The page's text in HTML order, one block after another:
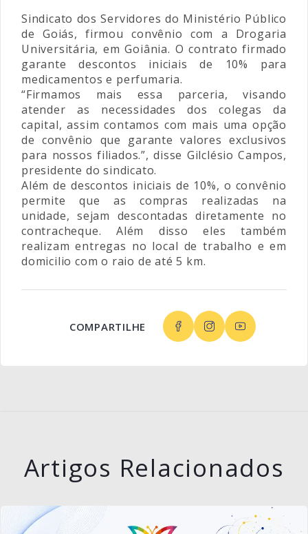
Sindicato dos Servidores do Ministério Público
de Goiás, firmou convênio com a Drogaria
Universitária, em Goiânia. O contrato firmado
garante descontos iniciais de 10% para
medicamentos e perfumaria.
“Firmamos mais essa parceria, visando
atender as necessidades dos colegas da
capital, assim contamos com mais uma opção
de convênio que garante valores exclusivos
para nossos filiados.”, disse Gilclésio Campos,
presidente do sindicato.
Além de descontos iniciais de 10%, o convênio
permite que as compras realizadas na
unidade, sejam descontadas diretamente no
contracheque. Além disso eles também
realizam entregas no local de trabalho e em
domicilio com o raio de até 5 km.
COMPARTILHE
Artigos Relacionados